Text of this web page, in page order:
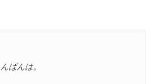
ばんは。